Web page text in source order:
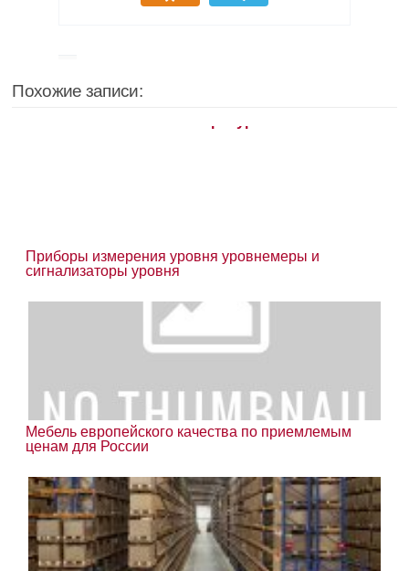
Похожие записи:
Приборы измерения уровня уровнемеры и
сигнализаторы уровня
Мебель европейского качества по приемлемым
ценам для России